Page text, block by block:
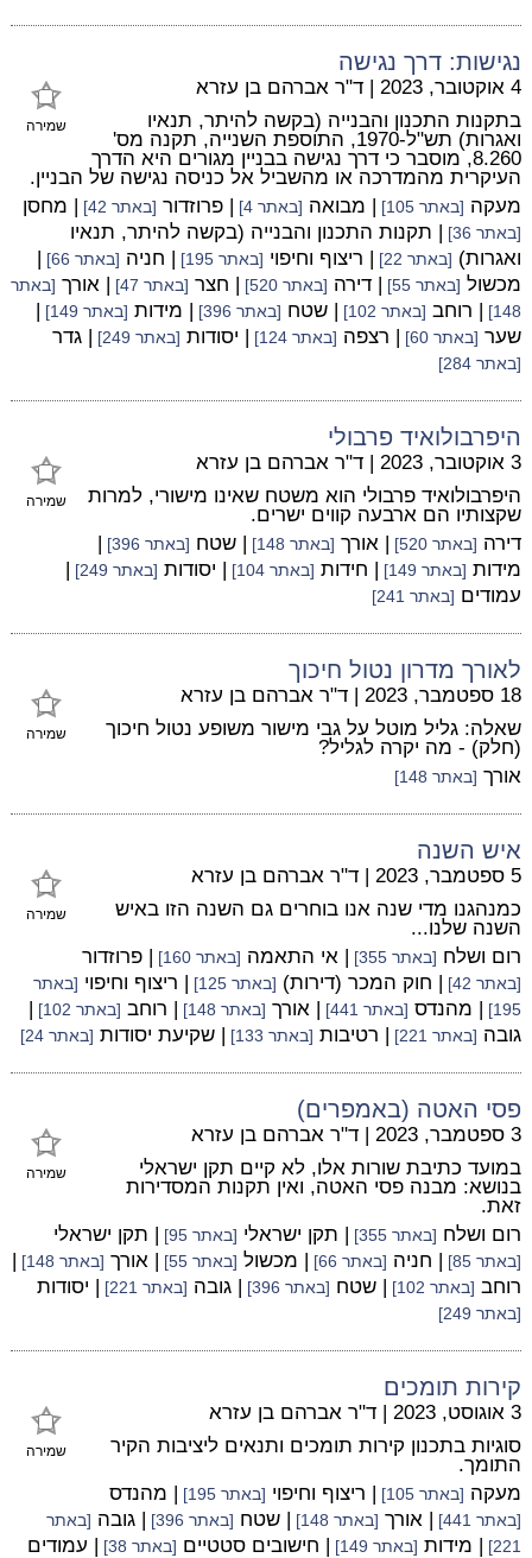
נגישות: דרך נגישה
שמירה
4 אוקטובר, 2023 | ד"ר אברהם בן עזרא
בתקנות התכנון והבנייה (בקשה להיתר, תנאיו
ואגרות) תש"ל-1970, התוספת השנייה, תקנה מס'
8.260, מוסבר כי דרך נגישה בבניין מגורים היא הדרך
העיקרית מהמדרכה או מהשביל אל כניסה נגישה של הבניין.
מעקה [באתר 105] | מבואה [באתר 4] | פרוזדור [באתר 42] | מחסן
[באתר 36]
| תקנות התכנון והבנייה (בקשה להיתר, תנאיו
ואגרות) [באתר 22] | ריצוף וחיפוי [באתר 195] | חניה [באתר 66]
|
מכשול [באתר 55] | דירה [באתר 520] | חצר [באתר 47] | אורך [באתר
148]
| רוחב [באתר 102] | שטח [באתר 396] | מידות [באתר 149]
|
שער [באתר 60] | רצפה [באתר 124] | יסודות [באתר 249] | גדר
[באתר 284]
היפרבולואיד פרבולי
שמירה
3 אוקטובר, 2023 | ד"ר אברהם בן עזרא
היפרבולואיד פרבולי הוא משטח שאינו מישורי, למרות
שקצותיו הם ארבעה קווים ישרים.
דירה [באתר 520] | אורך [באתר 148] | שטח [באתר 396]
|
מידות [באתר 149] | חידות [באתר 104] | יסודות [באתר 249]
|
עמודים [באתר 241]
לאורך מדרון נטול חיכוך
שמירה
18 ספטמבר, 2023 | ד"ר אברהם בן עזרא
שאלה: גליל מוטל על גבי מישור משופע נטול חיכוך
(חלק) - מה יקרה לגליל?
אורך [באתר 148]
איש השנה
שמירה
5 ספטמבר, 2023 | ד"ר אברהם בן עזרא
כמנהגנו מדי שנה אנו בוחרים גם השנה הזו באיש
השנה שלנו...
רום ושלח [באתר 355] | אי התאמה [באתר 160] | פרוזדור
[באתר 42] | חוק המכר (דירות) [באתר 125] | ריצוף וחיפוי [באתר
195]
| מהנדס [באתר 441] | אורך [באתר 148] | רוחב [באתר 102]
|
גובה [באתר 221] | רטיבות [באתר 133] | שקיעת יסודות [באתר 24]
פסי האטה (באמפרים)
שמירה
3 ספטמבר, 2023 | ד"ר אברהם בן עזרא
במועד כתיבת שורות אלו, לא קיים תקן ישראלי
בנושא: מבנה פסי האטה, ואין תקנות המסדירות
זאת.
רום ושלח [באתר 355] | תקן ישראלי [באתר 95] | תקן ישראלי
[באתר 85] | חניה [באתר 66] | מכשול [באתר 55] | אורך [באתר 148]
|
רוחב [באתר 102] | שטח [באתר 396] | גובה [באתר 221] | יסודות
[באתר 249]
קירות תומכים
שמירה
3 אוגוסט, 2023 | ד"ר אברהם בן עזרא
סוגיות בתכנון קירות תומכים ותנאים ליציבות הקיר
התומך.
מעקה [באתר 105] | ריצוף וחיפוי [באתר 195] | מהנדס
[באתר 441] | אורך [באתר 148] | שטח [באתר 396] | גובה [באתר
221]
| מידות [באתר 149] | חישובים סטטיים [באתר 38] | עמודים